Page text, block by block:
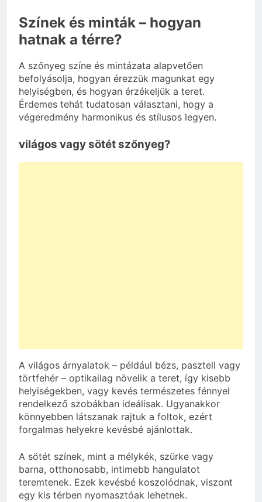
Színek és minták – hogyan
hatnak a térre?
A szőnyeg színe és mintázata alapvetően
befolyásolja, hogyan érezzük magunkat egy
helyiségben, és hogyan érzékeljük a teret.
Érdemes tehát tudatosan választani, hogy a
végeredmény harmonikus és stílusos legyen.
világos vagy sötét szőnyeg?
A világos árnyalatok – például bézs, pasztell vagy
törtfehér – optikailag növelik a teret, így kisebb
helyiségekben, vagy kevés természetes fénnyel
rendelkező szobákban ideálisak. Ugyanakkor
könnyebben látszanak rajtuk a foltok, ezért
forgalmas helyekre kevésbé ajánlottak.
A sötét színek, mint a mélykék, szürke vagy
barna, otthonosabb, intimebb hangulatot
teremtenek. Ezek kevésbé koszolódnak, viszont
egy kis térben nyomasztóak lehetnek.